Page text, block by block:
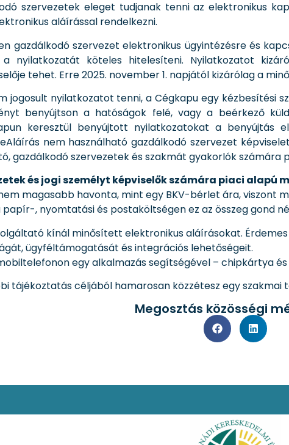
szervezetek eleget tudjanak tenni az elektronikus
aláírással rendelkezni.
gazdálkodó szervezet elektronikus ügyintézésre és
nyilatkozatát köteles hitelesíteni. Nyilatkozatot
tehet. Erre 2025. november 1. napjától kizárólag a
jogosult nyilatkozatot tenni, a Cégkapu egy kézbesítési
benyújtson a hatóságok felé, vagy a beérkező
keresztül benyújtott nyilatkozatokat a
nem használható gazdálkodó szervezet
gazdálkodó szervezetek és szakmát gyakorlók
és jogi személyt képviselők számára piaci
magasabb havonta, mint egy BKV-bérlet ára, viszont
, nyomtatási és postaköltségen ez az összeg gond
kínál minősített elektronikus aláírásokat.
ügyféltámogatását és integrációs lehetőségeit.
egy alkalmazás segítségével – chipkártya
tájékoztatás céljából hamarosan közzétesz egy szakmai
Megosztás közösségi